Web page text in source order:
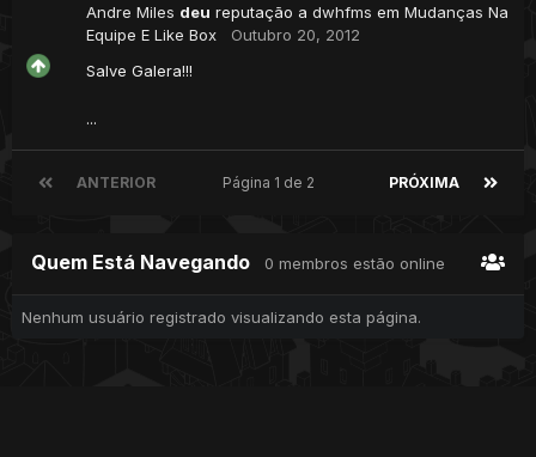
Andre Miles deu reputação a dwhfms em Mudanças Na
Equipe E Like Box
Outubro 20, 2012
Salve Galera!!!
...
ANTERIOR PRÓXIMA
Página 1 de 2
Quem Está Navegando 0 membros estão online
Nenhum usuário registrado visualizando esta página.